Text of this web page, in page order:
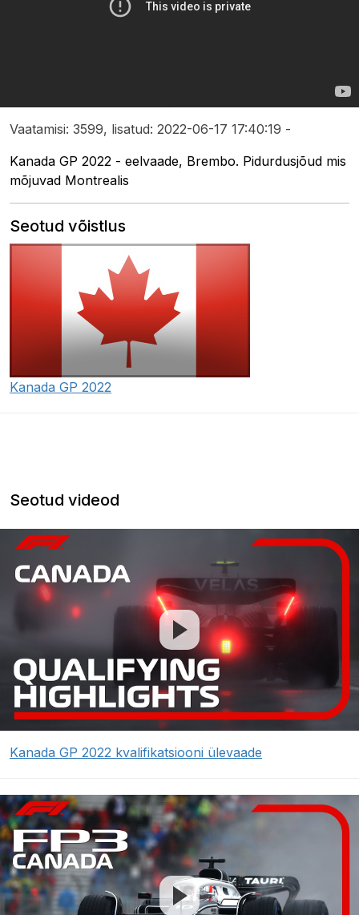
Vaatamisi: 3599, lisatud: 2022-06-17 17:40:19 -
Kanada GP 2022 - eelvaade, Brembo. Pidurdusjõud mis
mõjuvad Montrealis
Seotud võistlus
Kanada GP 2022
Seotud videod
Kanada GP 2022 kvalifikatsiooni ülevaade